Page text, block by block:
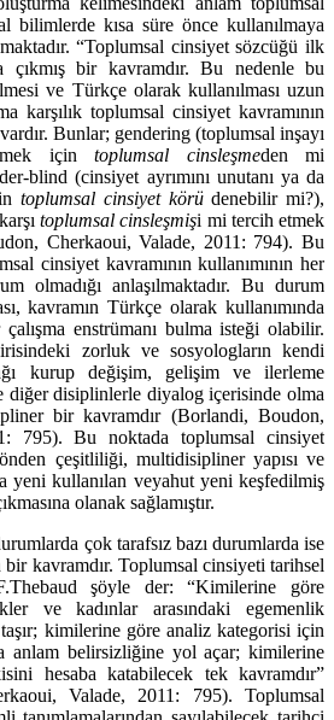
bilimlerde kısa süre önce kullanılmaya
“Toplumsal cinsiyet sözcüğü ilk
çıkmış bir kavramdır. Bu nedenle bu
ve Türkçe olarak kullanılması uzun
karşılık toplumsal cinsiyet kavramının
Bunlar; gendering (toplumsal inşayı
için toplumsal cinsleşmeden mi
blind (cinsiyet ayrımını unutanı ya da
toplumsal cinsiyet körüdenebilir mi?),
toplumsal cinsleşmişi mi tercih etmek
Cherkaoui, Valade, 2011: 794). Bu
cinsiyet kavramının kullanımının her
olmadığı anlaşılmaktadır. Bu durum
kavramın Türkçe olarak kullanımında
enstrümanı bulma isteği olabilir.
zorluk ve sosyologların kendi
kurup değişim, gelişim ve ilerleme
diğer disiplinlerle diyalog içerisinde olma
bir kavramdır (Borlandi, Boudon,
795). Bu noktada toplumsal cinsiyet
çeşitliliği, multidisipliner yapısı ve
yeni kullanılan veyahut yeni keşfedilmiş
olanak sağlamıştır.
çok tarafsız bazı durumlarda ise
bir kavramdır. Toplumsal cinsiyeti tarihsel
şöyle der: “Kimilerine göre
ve kadınlar arasındaki egemenlik
kimilerine göre analiz kategorisi için
anlam belirsizliğine yol açar; kimilerine
hesaba katabilecek tek kavramdır”
Valade, 2011: 795). Toplumsal